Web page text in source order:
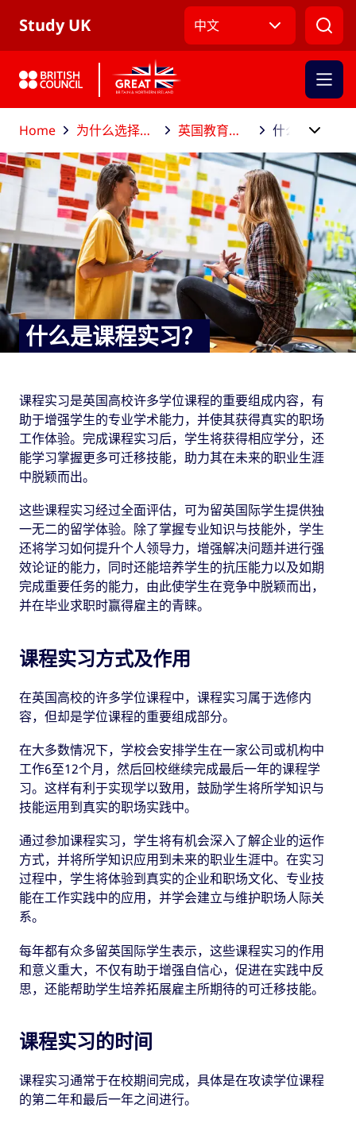
Study UK 中文
Home 为什么选择到英国留学？ 英国教育助你成就职场
什么是课程实习？
课程实习是英国高校许多学位课程的重要组成内容，有
助于增强学生的专业学术能力，并使其获得真实的职场
工作体验。完成课程实习后，学生将获得相应学分，还
能学习掌握更多可迁移技能，助力其在未来的职业生涯
中脱颖而出。
这些课程实习经过全面评估，可为留英国际学生提供独
一无二的留学体验。除了掌握专业知识与技能外，学生
还将学习如何提升个人领导力，增强解决问题并进行强
效论证的能力，同时还能培养学生的抗压能力以及如期
完成重要任务的能力，由此使学生在竞争中脱颖而出，
并在毕业求职时赢得雇主的青睐。
课程实习方式及作用
在英国高校的许多学位课程中，课程实习属于选修内
容，但却是学位课程的重要组成部分。
在大多数情况下，学校会安排学生在一家公司或机构中
工作6至12个月，然后回校继续完成最后一年的课程学
习。这样有利于实现学以致用，鼓励学生将所学知识与
技能运用到真实的职场实践中。
通过参加课程实习，学生将有机会深入了解企业的运作
方式，并将所学知识应用到未来的职业生涯中。在实习
过程中，学生将体验到真实的企业和职场文化、专业技
能在工作实践中的应用，并学会建立与维护职场人际关
系。
每年都有众多留英国际学生表示，这些课程实习的作用
和意义重大，不仅有助于增强自信心，促进在实践中反
思，还能帮助学生培养拓展雇主所期待的可迁移技能。
课程实习的时间
课程实习通常于在校期间完成，具体是在攻读学位课程
的第二年和最后一年之间进行。